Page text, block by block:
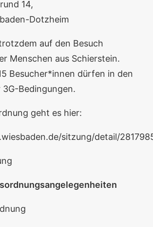
14,
Dotzheim
auf den Besuch
Menschen aus Schierstein.
Besucher*innen dürfen in den
3G-Bedingungen.
geht es hier:
sitzung/detail/